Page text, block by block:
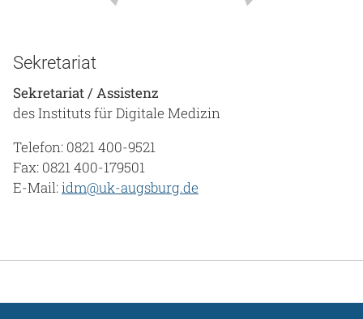
Sekretariat
Sekretariat / Assistenz
des Instituts für Digitale Medizin
Telefon: 0821 400-9521
Fax: 0821 400-179501
E-Mail:idm@uk-augsburg.de